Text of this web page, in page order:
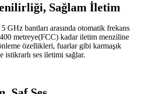
Sağlam İletim
GHz bantları arasında otomatik frekans
400 metreye(FCC) kadar iletim menziline
özellikleri, fuarlar gibi karmaşık
istikrarlı ses iletimi sağlar.